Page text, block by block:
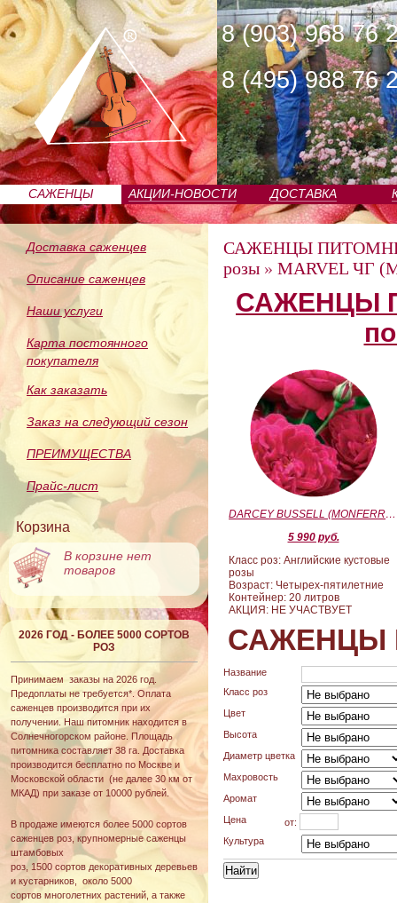
8 (903) 968 76
8 (495) 988 76
САЖЕНЦЫ
ПИТОМНИКА
АКЦИИ-НОВОСТИ ДОСТАВКА
Доставка саженцев
Описание саженцев
Наши услуги
Карта постоянного
покупателя
Как заказать
Заказ на следующий сезон
ПРЕИМУЩЕСТВА
Прайс-лист
Корзина
В корзине нет
товаров
2026 ГОД - БОЛЕЕ 5000 СОРТОВ
РОЗ
Принимаем заказы на 2026 год.
Предоплаты не требуется*. Оплата
саженцев производится при их
получении. Наш питомник находится в
Солнечногорском районе. Площадь
питомника составляет 38 га. Доставка
производится бесплатно по Москве и
Московской области (не далее 30 км от
МКАД) при заказе от 10000 рублей.
В продаже имеются более 5000 сортов
саженцев роз, крупномерные саженцы
штамбовых
роз, 1500 сортов декоративных деревьев
и кустарников, около 5000
сортов многолетних растений, а также
САЖЕНЦЫ
розы » MARVEL ЧГ
САЖЕНЦЫ
DARCEY BUSSELL (MONFERRATO) (Дарси Басл)
5 990 руб.
Класс роз: Английские кустовые
розы
Возраст: Четырех-пятилетние
Контейнер: 20 литров
АКЦИЯ: НЕ УЧАСТВУЕТ
САЖЕНЦЫ
Название
Класс роз
Цвет
Высота
Диаметр цветка
Махровость
Аромат
Цена
от:
Культура